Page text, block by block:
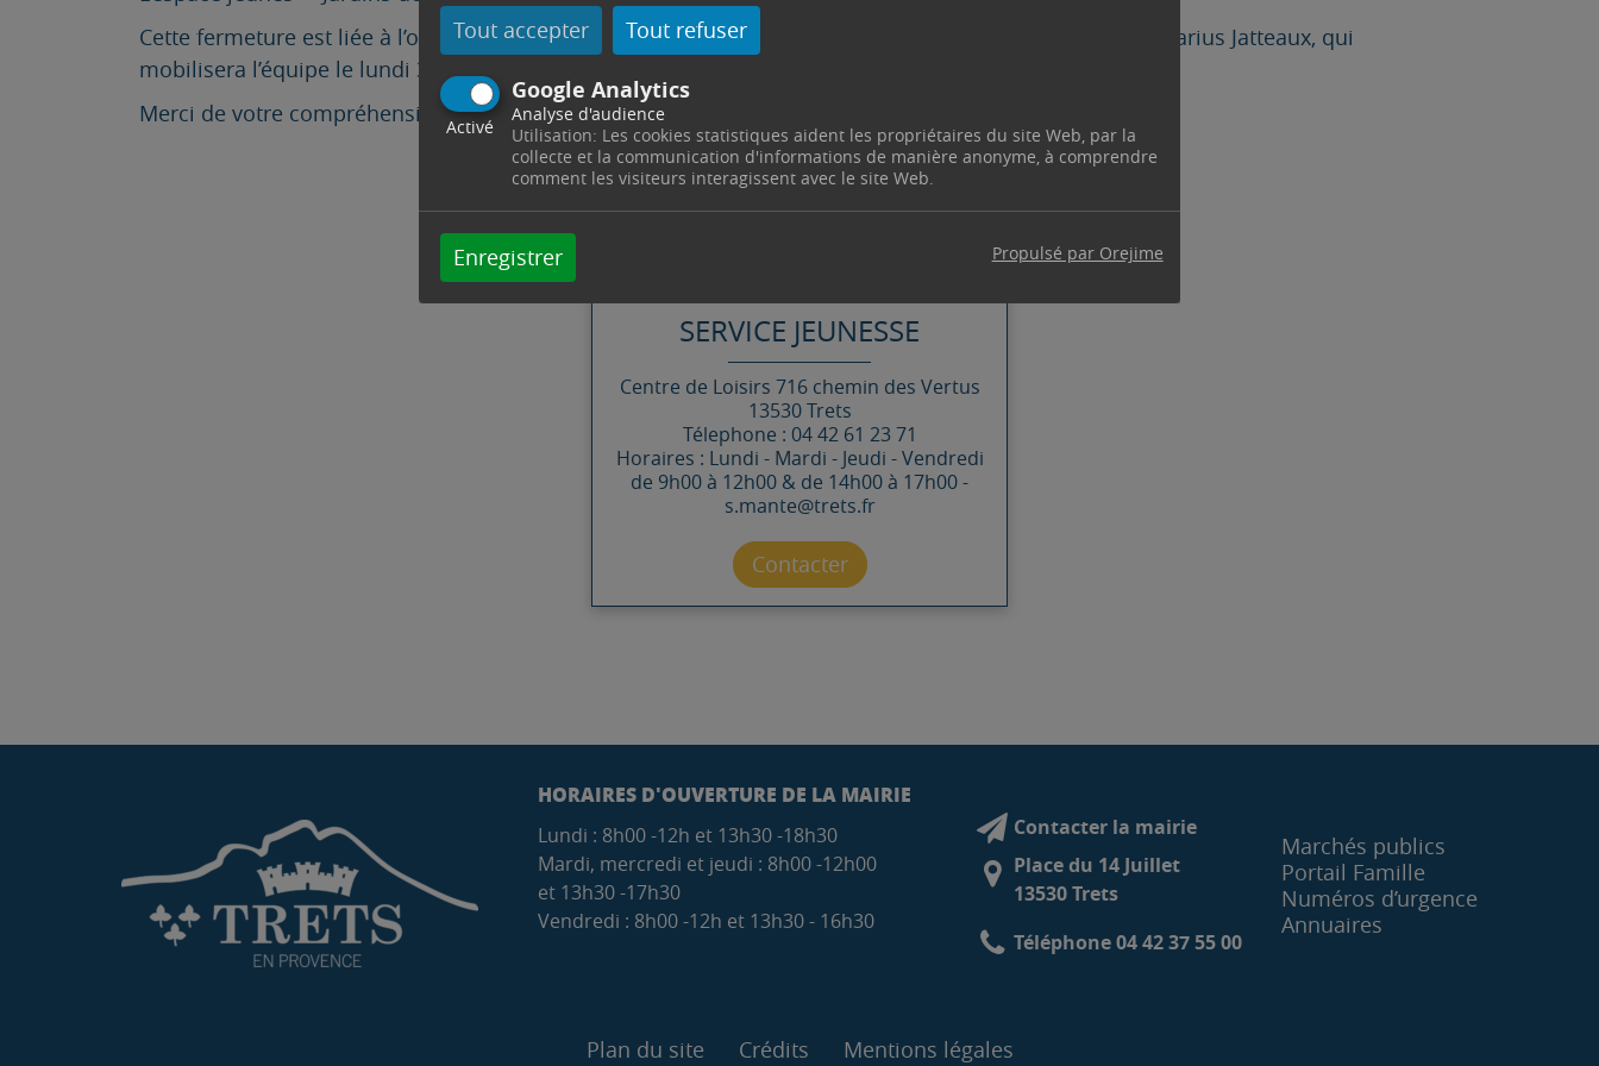
Tout accepter Tout refuser
Google Analytics
Activé
Analyse d'audience
Utilisation: Les cookies statistiques aident les propriétaires du site Web, par la
collecte et la communication d'informations de manière anonyme, à comprendre
comment les visiteurs interagissent avec le site Web.
Enregistrer Propulsé par Orejime
Cette fermeture est liée à l’organisation du transfert du Jardin de la Mine vers l’Escandihado – Avenue Marius Jatteaux, qui
mobilisera l’équipe le lundi 30 juin.
Merci de votre compréhension.
SERVICE JEUNESSE
Centre de Loisirs 716 chemin des Vertus
13530 Trets
Télephone : 04 42 61 23 71
Horaires : Lundi - Mardi - Jeudi - Vendredi
de 9h00 à 12h00 & de 14h00 à 17h00 -
s.mante@trets.fr
Contacter par mail
Contacter
HORAIRES D'OUVERTURE DE LA MAIRIE
Lundi : 8h00 -12h et 13h30 -18h30
Mardi, mercredi et jeudi : 8h00 -12h00
et 13h30 -17h30
Vendredi : 8h00 -12h et 13h30 - 16h30
Contacter la mairie
Place du 14 Juillet
13530 Trets
Téléphone 04 42 37 55 00
Marchés publics
Portail Famille
Numéros d’urgence
Annuaires
Plan du site Crédits Mentions légales